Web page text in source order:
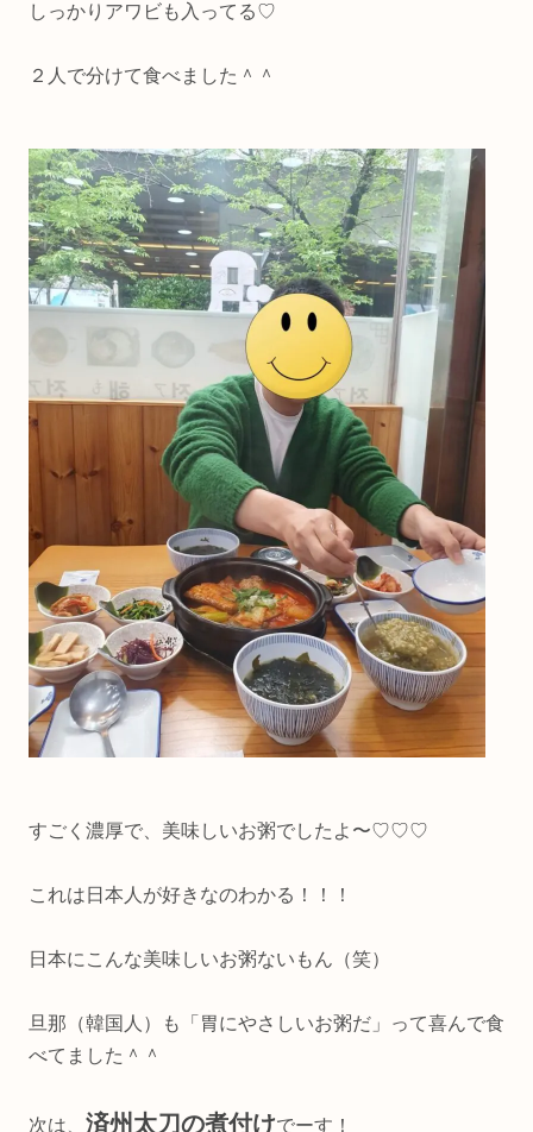
しっかりアワビも入ってる♡
２人で分けて食べました＾＾
すごく濃厚で、美味しいお粥でしたよ〜♡♡♡
これは日本人が好きなのわかる！！！
日本にこんな美味しいお粥ないもん（笑）
旦那（韓国人）も「胃にやさしいお粥だ」って喜んで食
べてました＾＾
次は、 済州太刀の煮付けでーす！